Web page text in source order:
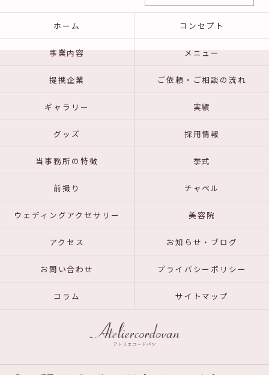
ホーム コンセプト
事業内容 メニュー
提携企業 ご依頼・ご相談の流れ
ギャラリー 実績
グッズ 採用情報
当事務所の特徴 挙式
前撮り チャペル
ウェディングアクセサリー 美容院
アクセス お知らせ・ブログ
お問い合わせ プライバシーポリシー
コラム サイトマップ